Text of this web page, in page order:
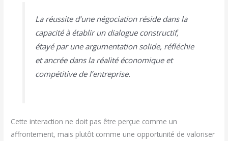
La réussite d’une négociation réside dans la
capacité à établir un dialogue constructif,
étayé par une argumentation solide, réfléchie
et ancrée dans la réalité économique et
compétitive de l’entreprise.
Cette interaction ne doit pas être perçue comme un
affrontement, mais plutôt comme une opportunité de valoriser